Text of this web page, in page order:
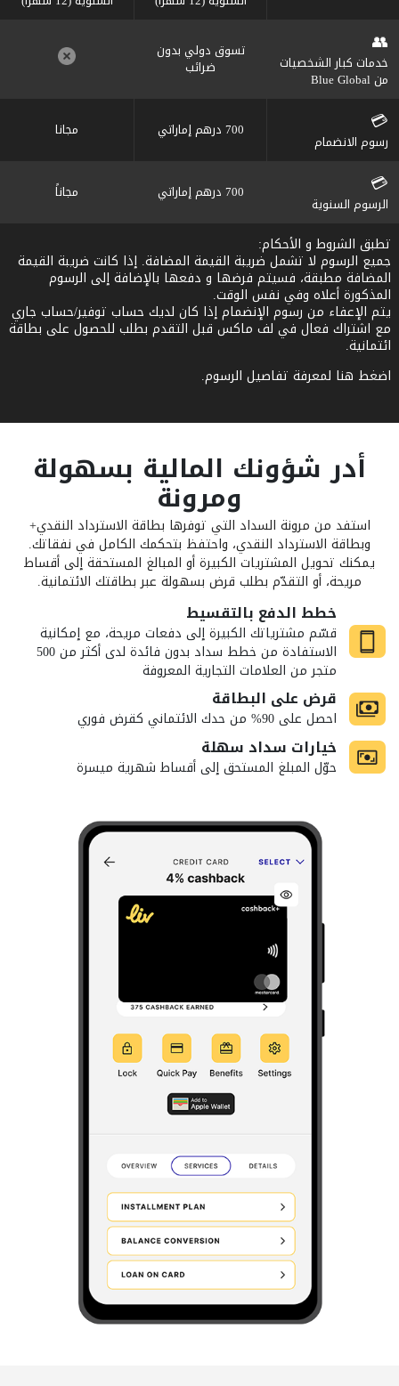
👥
خدمات كبار الشخصيات
من Blue Global
تسوق دولي بدون
ضرائب
💳
رسوم الانضمام
700 درھم إماراتي مجانا
💳
الرسوم السنوية
700 درهم إماراتي مجاناً
تطبق الشروط و الأحكام:
جميع الرسوم لا تشمل ضريبة القيمة المضافة. إذا كانت ضريبة القيمة
المضافة مطبقة، فسيتم فرضها و دفعها بالإضافة إلى الرسوم
المذكورة أعلاه وفي نفس الوقت.
يتم الإعفاء من رسوم الإنضمام إذا كان لديك حساب توفير/حساب جاري
مع اشتراك فعال في لف ماكس قبل التقدم بطلب للحصول على بطاقة
ائتمانية.
اضغط هنا لمعرفة تفاصيل الرسوم.
أدر شؤونك المالية بسهولة
ومرونة
استفد من مرونة السداد التي توفرها بطاقة الاسترداد النقدي+
وبطاقة الاسترداد النقدي، واحتفظ بتحكمك الكامل في نفقاتك.
يمكنك تحويل المشتريات الكبيرة أو المبالغ المستحقة إلى أقساط
مريحة، أو التقدّم بطلب قرض بسهولة عبر بطاقتك الائتمانية.
خطط الدفع بالتقسيط
قسّم مشترياتك الكبيرة إلى دفعات مريحة، مع إمكانية
الاستفادة من خطط سداد بدون فائدة لدى أكثر من 500
متجر من العلامات التجارية المعروفة
قرض على البطاقة
احصل على 90% من حدك الائتماني كقرض فوري
خيارات سداد سهلة
حوّل المبلغ المستحق إلى أقساط شهرية ميسرة